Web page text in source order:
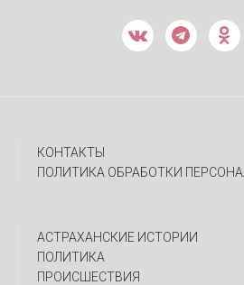
КОНТАКТЫ
ПОЛИТИКА ОБРАБОТКИ
АСТРАХАНСКИЕ ИСТОРИИ
ПОЛИТИКА
ПРОИСШЕСТВИЯ